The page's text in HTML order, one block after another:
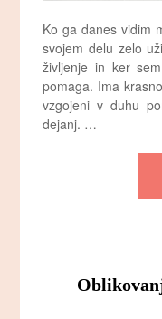
Ko ga danes vidim
svojem delu zelo
življenje in ker
pomaga. Ima
vzgojeni v duhu
dejanj. …